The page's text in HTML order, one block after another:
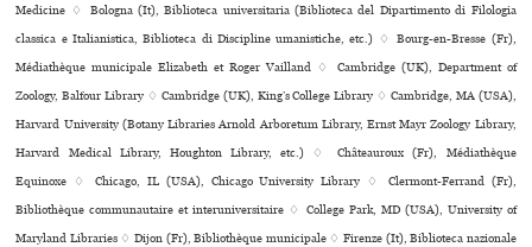
Medicine ♢ Bologna (It), Biblioteca uni­ver­si­ta­ria (Biblioteca del Dipartimento di Filologia
classica e Italianistica, Biblioteca di Discipline umanistiche, etc.) ♢ Bourg-en-Bresse (Fr),
Médiathèque muni­ci­pale Elizabeth et Roger Vailland ♢ Cambridge (UK), Department of
Zoology, Balfour Library ♢ Cambridge (UK), King’s College Library ♢ Cambridge, MA (USA),
Harvard University (Botany Libraries Arnold Arboretum Library, Ernst Mayr Zoology Library,
Harvard Medical Library, Houghton Library, etc.) ♢ Châteauroux (Fr), Médiathèque
Equinoxe ♢ Chicago, IL (USA), Chicago University Library ♢ Clermont-Ferrand (Fr),
Bibliothèque com­mu­nau­taire et inte­ru­ni­ver­si­taire ♢ College Park, MD (USA), University of
Maryland Libraries ♢ Dijon (Fr), Bibliothèque muni­ci­pale ♢ Firenze (It), Biblioteca nazio­nale